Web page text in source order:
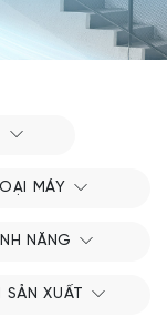
MÁY
NĂNG
SẢN XUẤT